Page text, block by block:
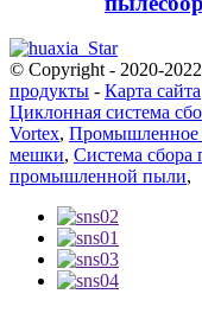
© Copyright - 2020-
продукты - Карта сайта
Циклонная система
Vortex, Промышленное
мешки, Система сбора
промышленной пыли,